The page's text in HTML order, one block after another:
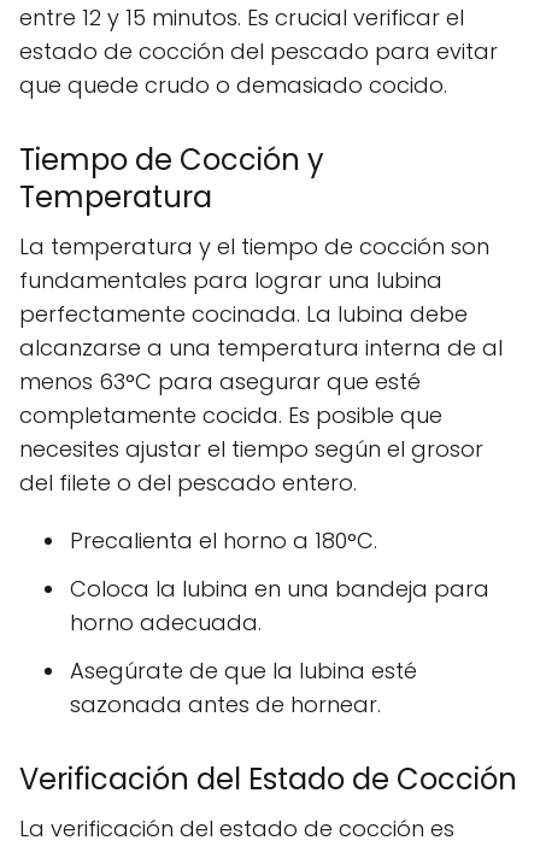
entre 12 y 15 minutos. Es crucial verificar el
estado de cocción del pescado para evitar
que quede crudo o demasiado cocido.
Tiempo de Cocción y
Temperatura
La temperatura y el tiempo de cocción son
fundamentales para lograr una lubina
perfectamente cocinada. La lubina debe
alcanzarse a una temperatura interna de al
menos 63°C para asegurar que esté
completamente cocida. Es posible que
necesites ajustar el tiempo según el grosor
del filete o del pescado entero.
Precalienta el horno a 180°C.
Coloca la lubina en una bandeja para
horno adecuada.
Asegúrate de que la lubina esté
sazonada antes de hornear.
Verificación del Estado de Cocción
La verificación del estado de cocción es